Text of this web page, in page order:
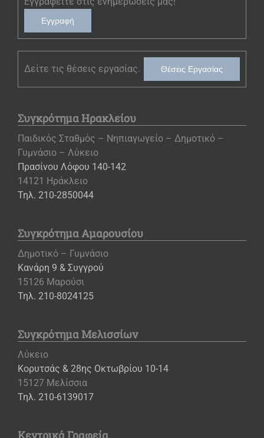
Εγγραφή
Δείτε τις θέσεις εργασίας. Θέσεις Εργασίας
Συγκρότημα Ηρακλείου
Παιδικός Σταθμός – Νηπιαγωγείο – Δημοτικό –
Γυμνάσιο – Λύκειο
Πρασίνου Λόφου 140-142
14121 Ηράκλειο
Τηλ. 210-2850044
Συγκρότημα Αμαρουσίου
Δημοτικό – Γυμνάσιο
Κανάρη 9 & Συγγρού
15126 Μαρούσι
Τηλ. 210-8024125
Συγκρότημα Μελισσίων
Λύκειο
Κορυτσάς & 28ης Οκτωβρίου 10-14
15127 Μελίσσια
Τηλ. 210-6139017
Κεντρικά Γραφεία